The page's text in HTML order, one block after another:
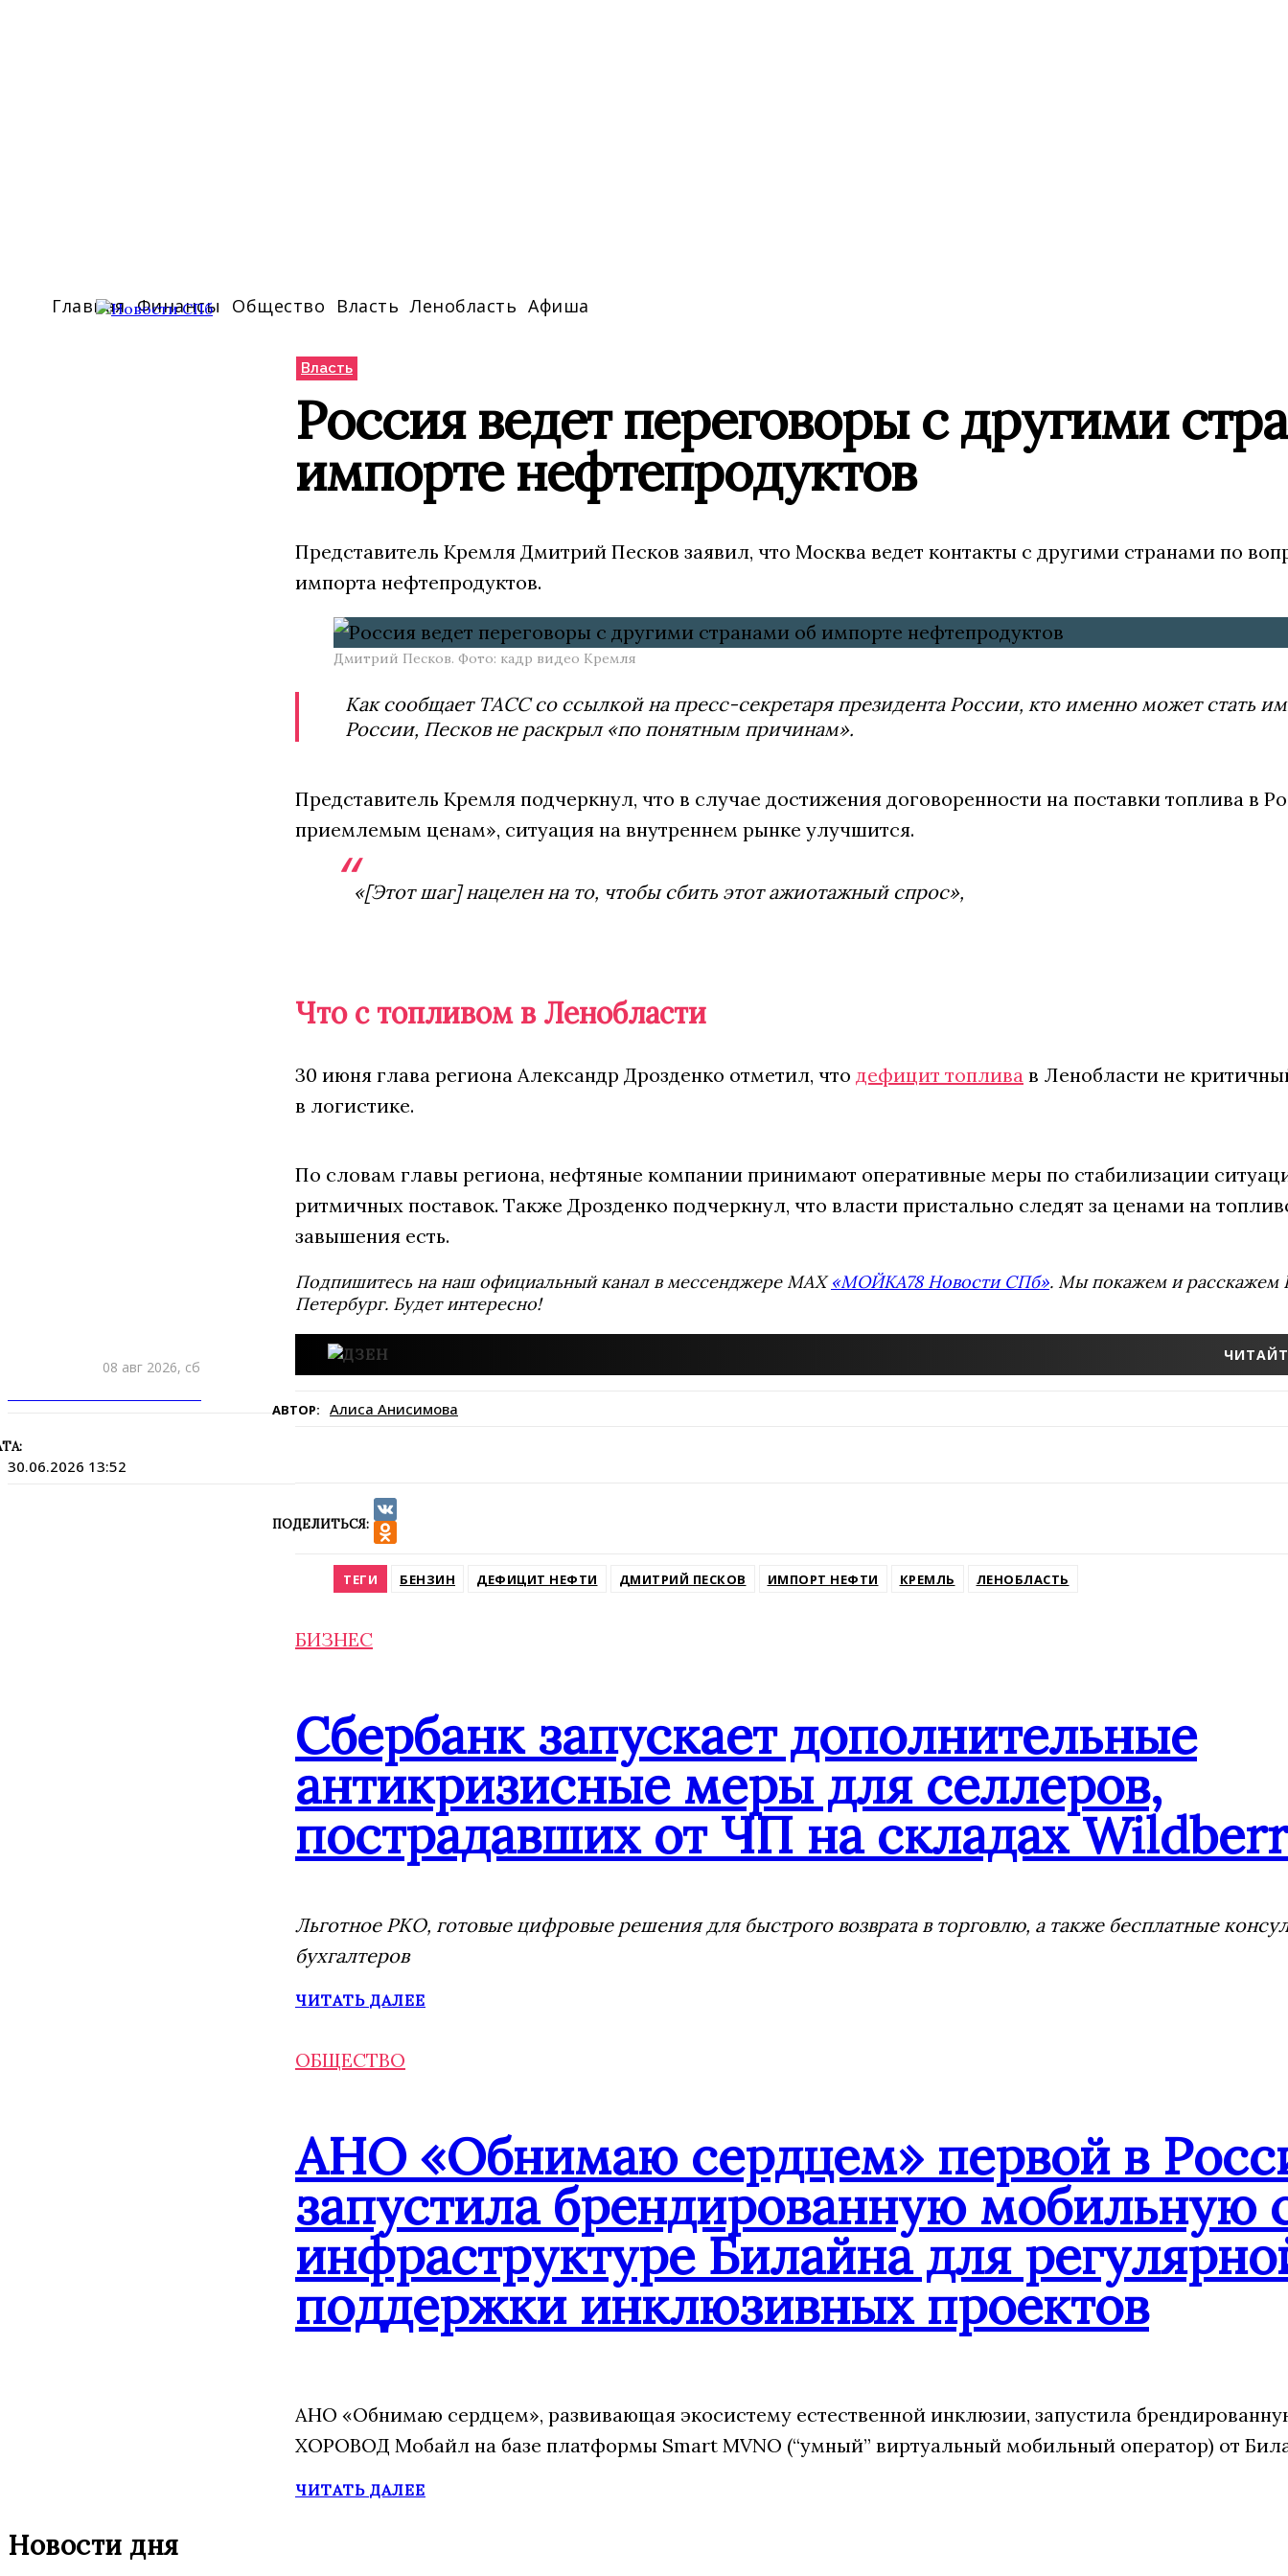
Главная Финансы Общество Власть Ленобласть Афиша
08 авг 2026, сб
30.06.2026 13:52
Власть
Россия ведет переговоры с другими
импорте нефтепродуктов
Представитель Кремля Дмитрий Песков заявил, что Москва ведет контакты с другими странами по
импорта нефтепродуктов.
Дмитрий Песков. Фото: кадр видео Кремля
Как сообщает ТАСС со ссылкой на пресс-секретаря президента России, кто именно может стать
России, Песков не раскрыл «по понятным причинам».
Представитель Кремля подчеркнул, что в случае достижения договоренности на поставки топлива в
приемлемым ценам», ситуация на внутреннем рынке улучшится.
«[Этот шаг] нацелен на то, чтобы сбить этот ажиотажный спрос»,
Что с топливом в Ленобласти
30 июня глава региона Александр Дрозденко отметил, что дефицит топлива в Ленобласти не
в логистике.
По словам главы региона, нефтяные компании принимают оперативные меры по стабилизации
ритмичных поставок. Также Дрозденко подчеркнул, что власти пристально следят за ценами на
завышения есть.
Подпишитесь на наш официальный канал в мессенджере MAX«МОЙКА78 Новости СПб». Мы покажем и расскажем
Петербург. Будет интересно!
АВТОР: Алиса Анисимова
ПОДЕЛИТЬСЯ:
VK
ТЕГИ БЕНЗИН ДЕФИЦИТ НЕФТИ ДМИТРИЙ ПЕСКОВ ИМПОРТ НЕФТИ КРЕМЛЬ ЛЕНОБЛАСТЬ
БИЗНЕС
Сбербанк запускает дополнительные
антикризисные меры для селлеров,
пострадавших от ЧП на складах
Льготное РКО, готовые цифровые решения для быстрого возврата в торговлю, а также бесплатные
бухгалтеров
ЧИТАТЬ ДАЛЕЕ
ОБЩЕСТВО
АНО «Обнимаю сердцем» первой в
запустила брендированную мобильную
инфраструктуре Билайна для
поддержки инклюзивных проектов
АНО «Обнимаю сердцем», развивающая экосистему естественной инклюзии, запустила
ХОРОВОД Мобайл на базе платформы Smart MVNO (“умный” виртуальный мобильный оператор) от
ЧИТАТЬ ДАЛЕЕ
Новости дня